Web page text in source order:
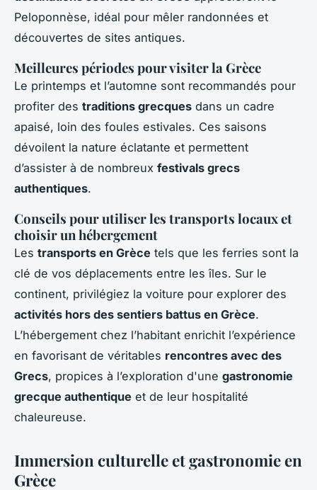
Peloponnèse, idéal pour mêler randonnées et
découvertes de sites antiques.
Meilleures périodes pour visiter la Grèce
Le printemps et l’automne sont recommandés pour
profiter des traditions grecques dans un cadre
apaisé, loin des foules estivales. Ces saisons
dévoilent la nature éclatante et permettent
d’assister à de nombreux festivals grecs
authentiques.
Conseils pour utiliser les transports locaux et
choisir un hébergement
Les transports en Grèce tels que les ferries sont la
clé de vos déplacements entre les îles. Sur le
continent, privilégiez la voiture pour explorer des
activités hors des sentiers battus en Grèce.
L’hébergement chez l’habitant enrichit l’expérience
en favorisant de véritables rencontres avec des
Grecs, propices à l’exploration d'une gastronomie
grecque authentique et de leur hospitalité
chaleureuse.
Immersion culturelle et gastronomie en
Grèce